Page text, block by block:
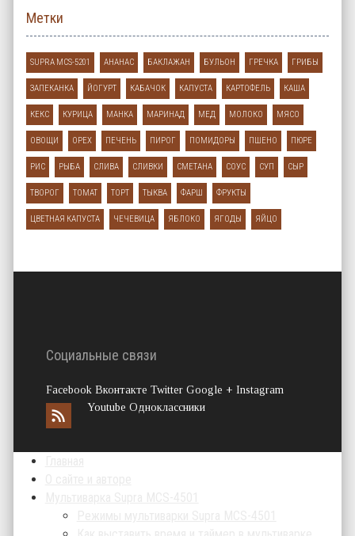
Метки
SUPRA MCS-5201 АНАНАС БАКЛАЖАН БУЛЬОН ГРЕЧКА ГРИБЫ
ЗАПЕКАНКА ЙОГУРТ КАБАЧОК КАПУСТА КАРТОФЕЛЬ КАША
КЕКС КУРИЦА МАНКА МАРИНАД МЕД МОЛОКО МЯСО
ОВОЩИ ОРЕХ ПЕЧЕНЬ ПИРОГ ПОМИДОРЫ ПШЕНО ПЮРЕ
РИС РЫБА СЛИВА СЛИВКИ СМЕТАНА СОУС СУП СЫР
ТВОРОГ ТОМАТ ТОРТ ТЫКВА ФАРШ ФРУКТЫ
ЦВЕТНАЯ КАПУСТА ЧЕЧЕВИЦА ЯБЛОКО ЯГОДЫ ЯЙЦО
Социальные связи
Facebook Вконтакте Twitter Google + Instagram
Youtube Одноклассники